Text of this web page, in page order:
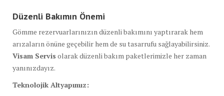
Düzenli Bakımın Önemi
Gömme rezervuarlarınızın düzenli bakımını yaptırarak hem
arızaların önüne geçebilir hem de su tasarrufu sağlayabilirsiniz.
Visam Servis olarak düzenli bakım paketlerimizle her zaman
yanınızdayız.
Teknolojik Altyapımız: